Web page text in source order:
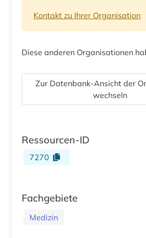
Kontakt zu Ihrer Organisation
Diese anderen Organisationen
Zur Datenbank-Ansicht der
wechseln
Ressourcen-ID
7270
Fachgebiete
Medizin